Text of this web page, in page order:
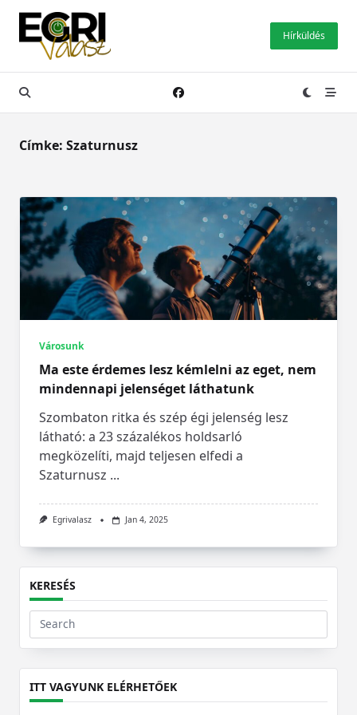
Skip
content
Hírküldés
Címke: Szaturnusz
Városunk
Ma este érdemes lesz kémlelni az eget, nem
mindennapi jelenséget láthatunk
Szombaton ritka és szép égi jelenség lesz
látható: a 23 százalékos holdsarló
megközelíti, majd teljesen elfedi a
Szaturnusz ...
Egrivalasz Jan 4, 2025
KERESÉS
Search
for:
ITT VAGYUNK ELÉRHETŐEK